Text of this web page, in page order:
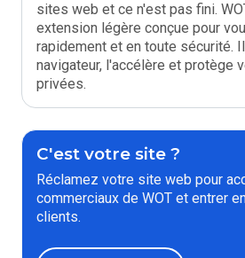
sites web et ce n'est pas fini.
extension légère conçue pour
rapidement et en toute sécurité.
navigateur, l'accélère et protège
privées.
C'est votre site ?
Réclamez votre site web pour
commerciaux de WOT et entrer
clients.